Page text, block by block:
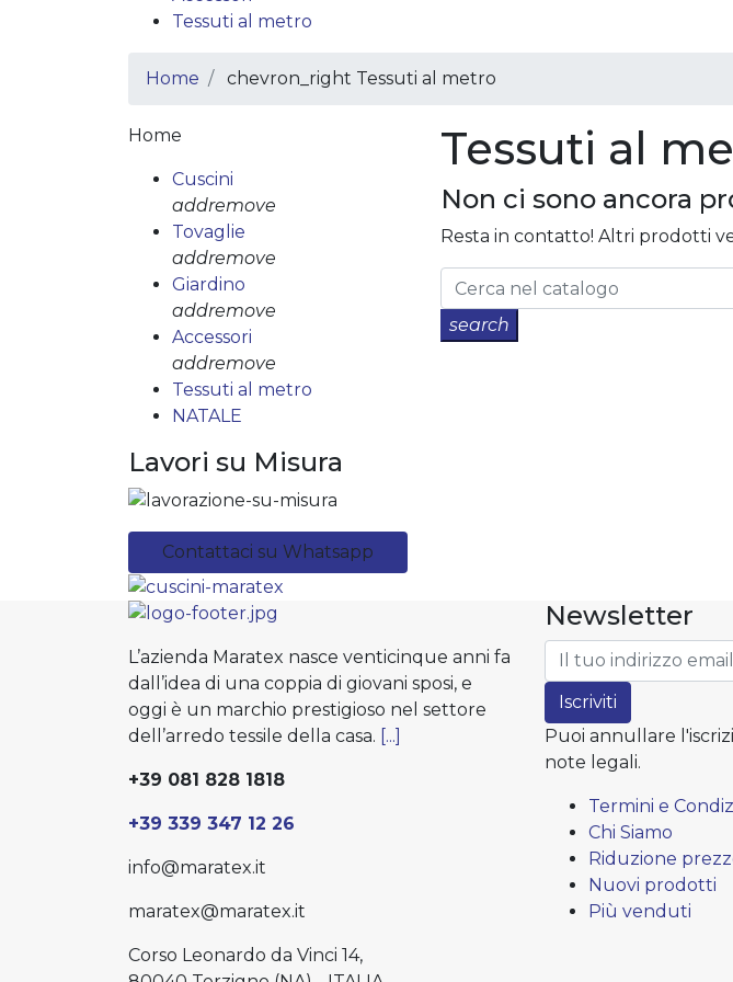
Tessuti al metro
Home chevron_right Tessuti al metro
Home
Cuscini
addremove
Tovaglie
addremove
Giardino
addremove
Accessori
addremove
Tessuti al metro
NATALE
Lavori su Misura
Contattaci su Whatsapp
Tessuti al
Non ci sono ancora
Resta in contatto! Altri prodotti
search
L’azienda Maratex nasce venticinque anni fa
dall’idea di una coppia di giovani sposi, e
oggi è un marchio prestigioso nel settore
dell’arredo tessile della casa. [...]
+39 081 828 1818
+39 339 347 12 26
info@maratex.it
maratex@maratex.it
Corso Leonardo da Vinci 14,
Newsletter
Iscriviti
Puoi annullare
note legali.
Termini e
Chi Siamo
Riduzione
Nuovi prodotti
Più venduti